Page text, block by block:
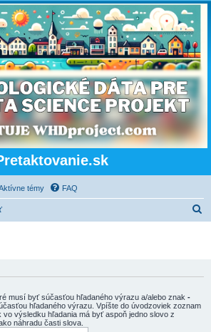
témy FAQ
a
musí byť súčasťou hľadaného výrazu a/alebo znak -
hľadaného výrazu. Vpíšte do úvodzoviek zoznam
vo výsledku hľadania má byť aspoň jedno slovo z
náhradu časti slova.